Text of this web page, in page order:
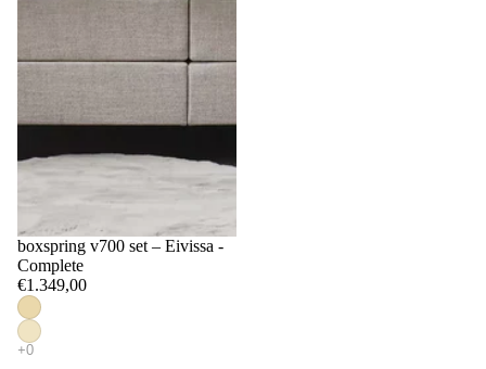
boxspring v700 set – Eivissa -
Complete
€1.349,00